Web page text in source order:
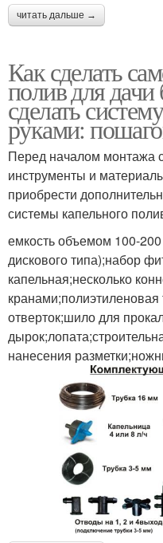
читать дальше →
Как сделать
полив для дачи
сделать
руками:
Перед началом монтажа
инструменты и
приобрести
системы капельного
емкость объемом 100-
дискового типа);набор
капельная;несколько
отверток;шило для
нанесения